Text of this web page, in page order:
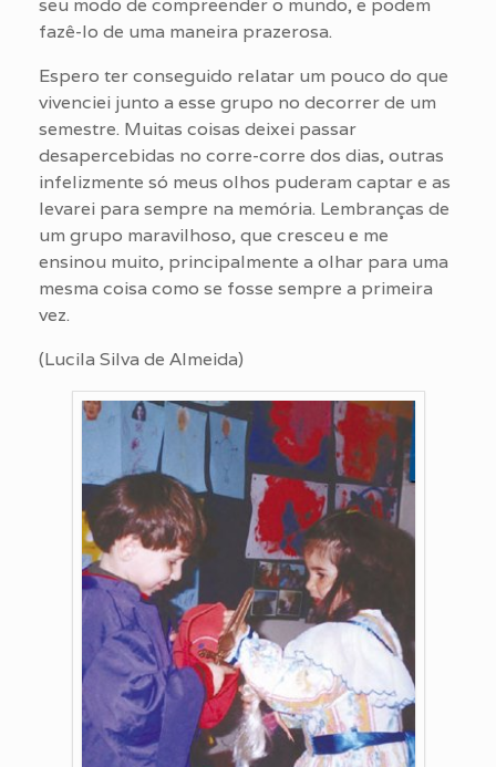
seu modo de compreender o mundo, e podem
fazê-lo de uma maneira prazerosa.
Espero ter conseguido relatar um pouco do que
vivenciei junto a esse grupo no decorrer de um
semestre. Muitas coisas deixei passar
desapercebidas no corre-corre dos dias, outras
infelizmente só meus olhos puderam captar e as
levarei para sempre na memória. Lembranças de
um grupo maravilhoso, que cresceu e me
ensinou muito, principalmente a olhar para uma
mesma coisa como se fosse sempre a primeira
vez.
(Lucila Silva de Almeida)